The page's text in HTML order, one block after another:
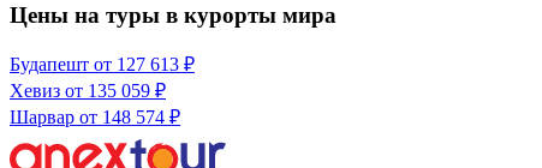
Цены на туры в курорты мира
Будапешт от 127 613 ₽
Хевиз от 135 059 ₽
Шарвар от 148 574 ₽